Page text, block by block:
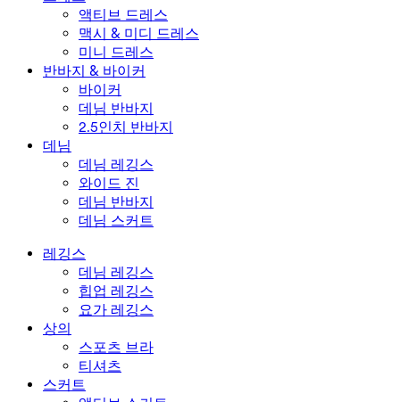
액티브 드레스
맥시 & 미디 드레스
미니 드레스
반바지 & 바이커
바이커
데님 반바지
2.5인치 반바지
데님
데님 레깅스
와이드 진
데님 반바지
데님 스커트
레깅스
데님 레깅스
힙업 레깅스
요가 레깅스
상의
스포츠 브라
티셔츠
스커트